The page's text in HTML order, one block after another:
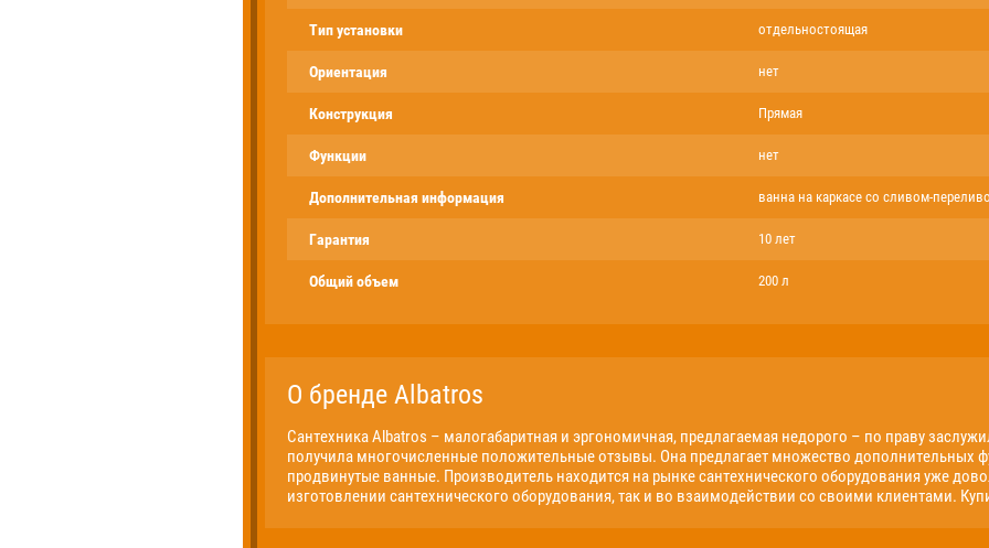
Тип установки отдельностоящая
Ориентация нет
Конструкция Прямая
Функции нет
Дополнительная информация ванна на каркасе со сливом-
Гарантия 10 лет
Общий объем 200 л
О бренде Albatros
Сантехника Albatros – малогабаритная и эргономичная, предлагаемая недорого – по праву
получила многочисленные положительные отзывы. Она предлагает множество
продвинутые ванные. Производитель находится на рынке сантехнического оборудования уже
изготовлении сантехнического оборудования, так и во взаимодействии со своими клиентами.